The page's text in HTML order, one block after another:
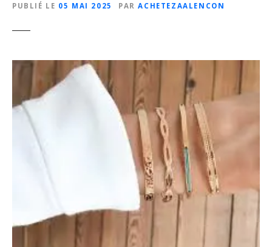
PUBLIÉ LE 05 MAI 2025 PAR ACHETEZAALENCON